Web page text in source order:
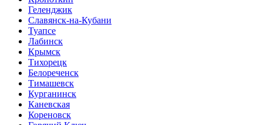
Геленджик
Славянск-на-Кубани
Туапсе
Лабинск
Крымск
Тихорецк
Белореченск
Тимашевск
Курганинск
Каневская
Кореновск